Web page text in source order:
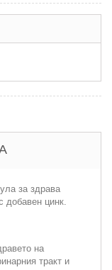
за здрава
добавен цинк.
на
тракт и